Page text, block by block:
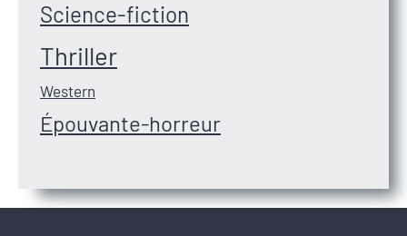
Science-fiction
Thriller
Western
Épouvante-horreur